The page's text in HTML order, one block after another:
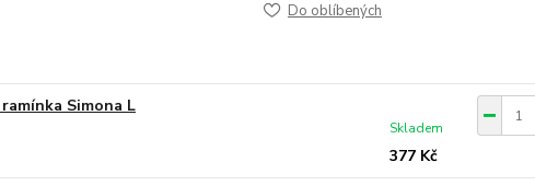
Do oblíbených
Simona L
377 Kč
Skladem